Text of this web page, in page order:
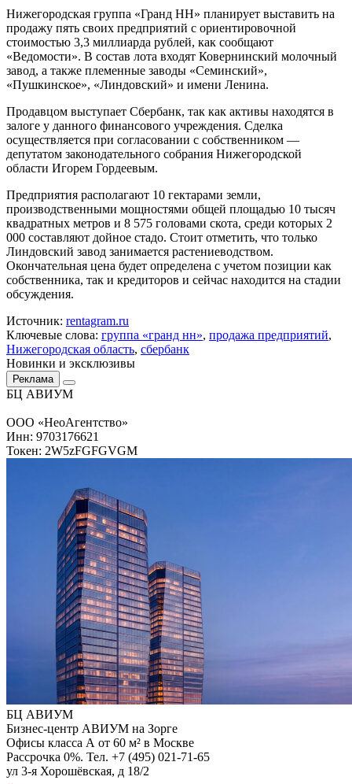
Нижегородская группа «Гранд НН» планирует выставить на
продажу пять своих предприятий с ориентировочной
стоимостью 3,3 миллиарда рублей, как сообщают
«Ведомости». В состав лота входят Ковернинский молочный
завод, а также племенные заводы «Семинский»,
«Пушкинское», «Линдовский» и имени Ленина.
Продавцом выступает Сбербанк, так как активы находятся в
залоге у данного финансового учреждения. Сделка
осуществляется при согласовании с собственником —
депутатом законодательного собрания Нижегородской
области Игорем Гордеевым.
Предприятия располагают 10 гектарами земли,
производственными мощностями общей площадью 10 тысяч
квадратных метров и 8 575 головами скота, среди которых 2
000 составляют дойное стадо. Стоит отметить, что только
Линдовский завод занимается растениеводством.
Окончательная цена будет определена с учетом позиции как
собственника, так и кредиторов и сейчас находится на стадии
обсуждения.
Источник: rentagram.ru
Ключевые слова: группа «гранд нн», продажа предприятий,
Нижегородская область, сбербанк
Новинки и эксклюзивы
Реклама
БЦ АВИУМ
ООО «НеоАгентство»
Инн: 9703176621
Токен: 2W5zFGFGVGM
БЦ АВИУМ
Бизнес-центр АВИУМ на Зорге
Офисы класса А от 60 м² в Москве
Рассрочка 0%. Тел. +7 (495) 021-71-65
ул 3-я Хорошёвская, д 18/2